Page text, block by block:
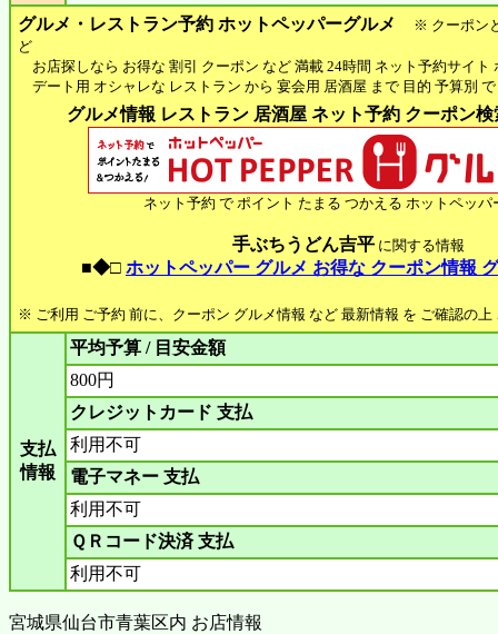
グルメ・レストラン予約 ホットペッパーグルメ
※ クーポン
ど
お店探しなら お得な 割引 クーポン など 満載 24時間 ネット予約サイト
デート用 オシャレな レストラン から 宴会用 居酒屋 まで 目的 予算別
グルメ情報 レストラン 居酒屋 ネット予約 クーポン
ネット予約 で ポイント たまる つかえる ホットペッパ
手ぶちうどん吉平に関する情報
■◆□ ホットペッパー グルメ お得な クーポン情報
※ ご利用 ご予約 前に、クーポン グルメ情報 など 最新情報 を ご確認の上
支払
情報
平均予算 / 目安金額
800円
クレジットカード 支払
利用不可
電子マネー 支払
利用不可
ＱＲコード決済 支払
利用不可
宮城県仙台市青葉区内 お店情報